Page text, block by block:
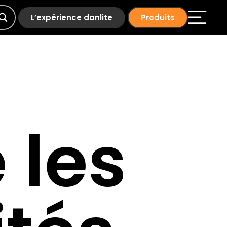
L’expérience danlite Produits